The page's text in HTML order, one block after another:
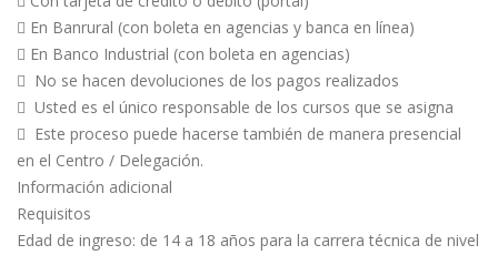
 En Banrural (con boleta en agencias y banca en línea)
 En Banco Industrial (con boleta en agencias)
 No se hacen devoluciones de los pagos realizados
 Usted es el único responsable de los cursos que se asigna
 Este proceso puede hacerse también de manera presencial
en el Centro / Delegación.
Información adicional
Requisitos
Edad de ingreso: de 14 a 18 años para la carrera técnica de nivel